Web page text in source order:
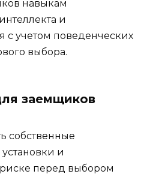
навыкам
и
с учетом поведенческих
выбора.
заемщиков
собственные
и
перед выбором